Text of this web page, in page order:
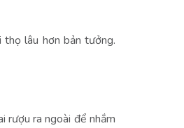
thọ lâu hơn bản tưởng.
rượu ra ngoài để nhắm